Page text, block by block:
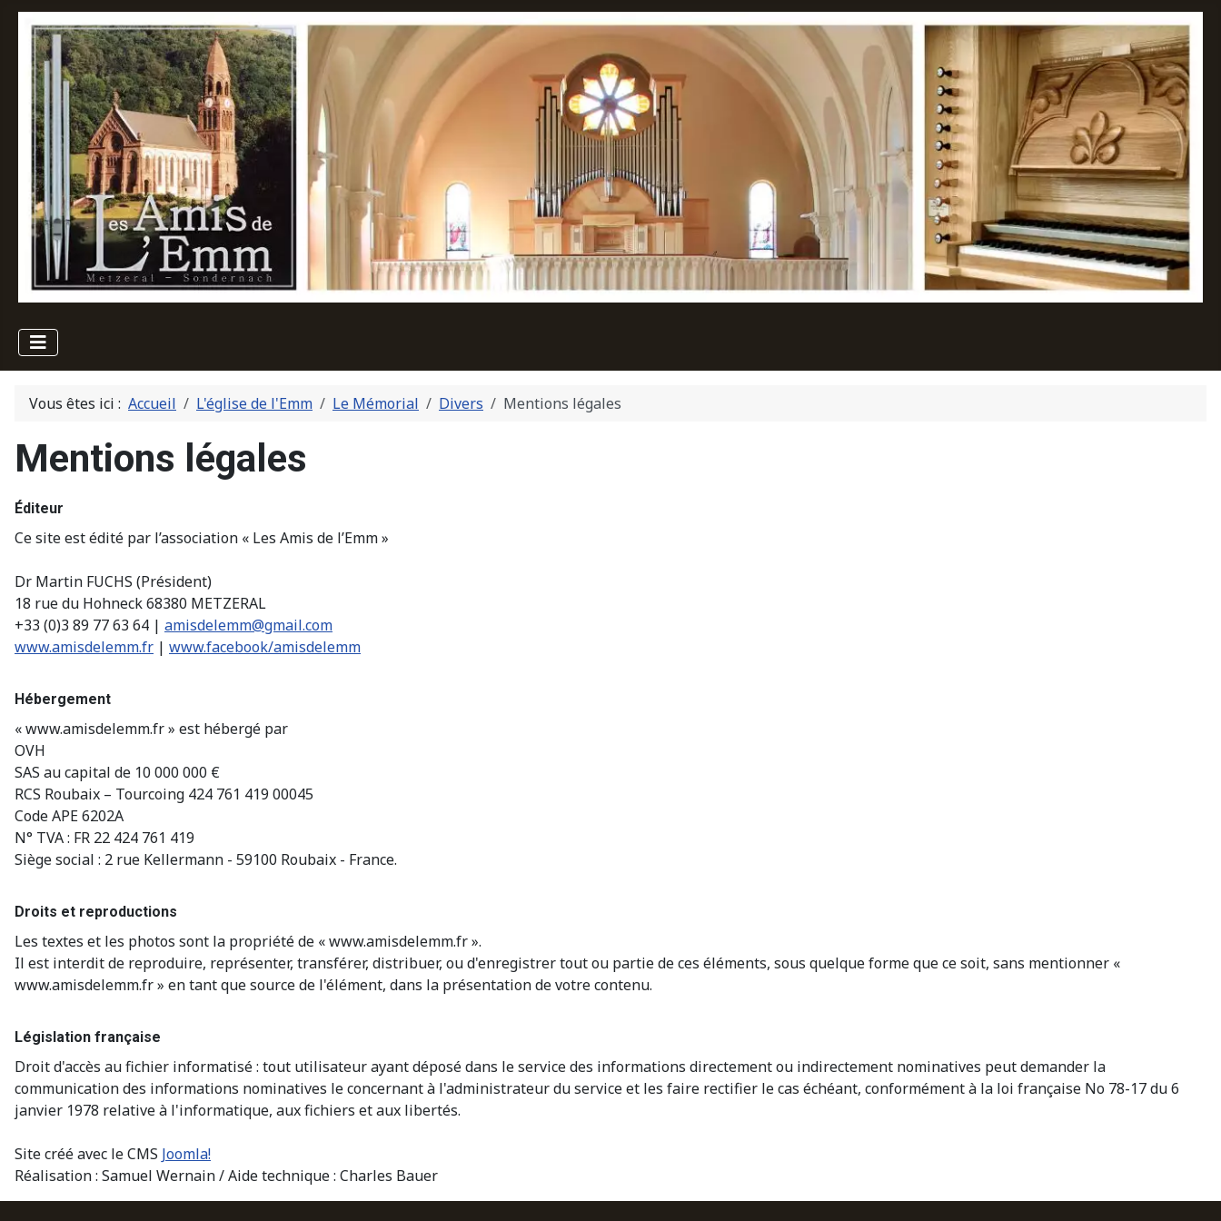
Vous êtes ici : Accueil L'église de l'Emm Le Mémorial Divers Mentions légales
Mentions légales
Éditeur
Ce site est édité par l’association « Les Amis de l’Emm »
Dr Martin FUCHS (Président)
18 rue du Hohneck 68380 METZERAL
+33 (0)3 89 77 63 64 | amisdelemm@gmail.com
www.amisdelemm.fr | www.facebook/amisdelemm
Hébergement
« www.amisdelemm.fr » est hébergé par
OVH
SAS au capital de 10 000 000 €
RCS Roubaix – Tourcoing 424 761 419 00045
Code APE 6202A
N° TVA : FR 22 424 761 419
Siège social : 2 rue Kellermann - 59100 Roubaix - France.
Droits et reproductions
Les textes et les photos sont la propriété de « www.amisdelemm.fr ».
Il est interdit de reproduire, représenter, transférer, distribuer, ou d'enregistrer tout ou partie de ces éléments, sous quelque forme que ce soit, sans mentionner «
www.amisdelemm.fr » en tant que source de l'élément, dans la présentation de votre contenu.
Législation française
Droit d'accès au fichier informatisé : tout utilisateur ayant déposé dans le service des informations directement ou indirectement nominatives peut demander la
communication des informations nominatives le concernant à l'administrateur du service et les faire rectifier le cas échéant, conformément à la loi française No 78-17 du 6
janvier 1978 relative à l'informatique, aux fichiers et aux libertés.
Site créé avec le CMS Joomla!
Réalisation : Samuel Wernain / Aide technique : Charles Bauer